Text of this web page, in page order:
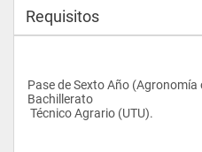
Producción que contiene
en (Taller y cursos relacionados directamente con el Sistema)
Requisitos
Pase de Sexto Año
Bachillerato
Técnico Agrario (UTU).